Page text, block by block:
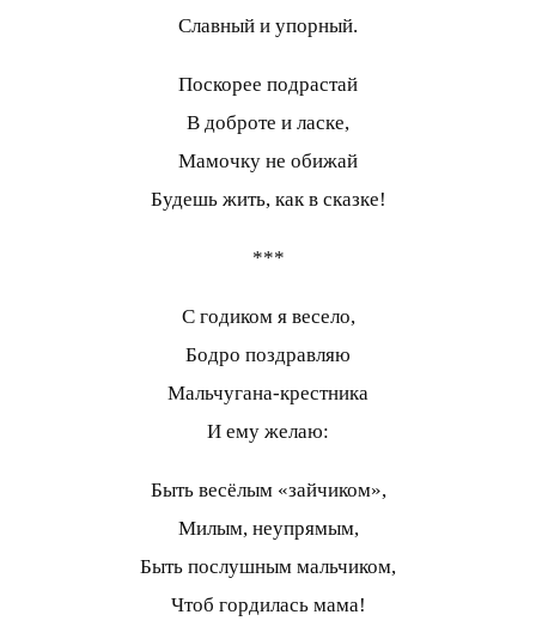
Славный и упорный.
Поскорее подрастай
В доброте и ласке,
Мамочку не обижай
Будешь жить, как в сказке!
***
С годиком я весело,
Бодро поздравляю
Мальчугана-крестника
И ему желаю:
Быть весёлым «зайчиком»,
Милым, неупрямым,
Быть послушным мальчиком,
Чтоб гордилась мама!